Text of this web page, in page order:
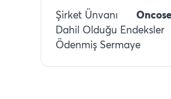
Şirket Ünvanı
Dahil Olduğu Endeksler
Ödenmiş Sermaye